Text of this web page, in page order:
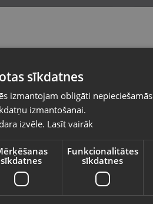
24 mēneši)
izvēlētajā valodā
sīkdatnes
izmantojam obligāti
izmantošanai.
izvēle. Lasīt vairāk
sīkdatnes
Funkcionalitātes
sīkdatnes